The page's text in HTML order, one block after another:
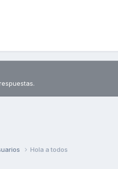
Hola a todos